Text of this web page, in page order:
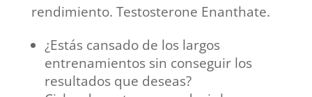
rendimiento. Testosterone Enanthate.
¿Estás cansado de los largos
entrenamientos sin conseguir los
resultados que deseas?